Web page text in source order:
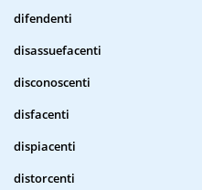
difendenti
disassuefacenti
disconoscenti
disfacenti
dispiacenti
distorcenti